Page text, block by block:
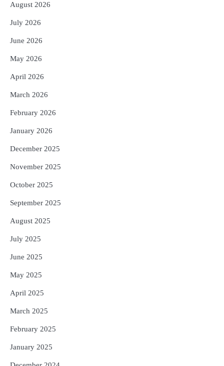
5
August 2026
July 2026
June 2026
May 2026
April 2026
March 2026
February 2026
January 2026
December 2025
November 2025
October 2025
September 2025
August 2025
July 2025
June 2025
May 2025
April 2025
March 2025
February 2025
January 2025